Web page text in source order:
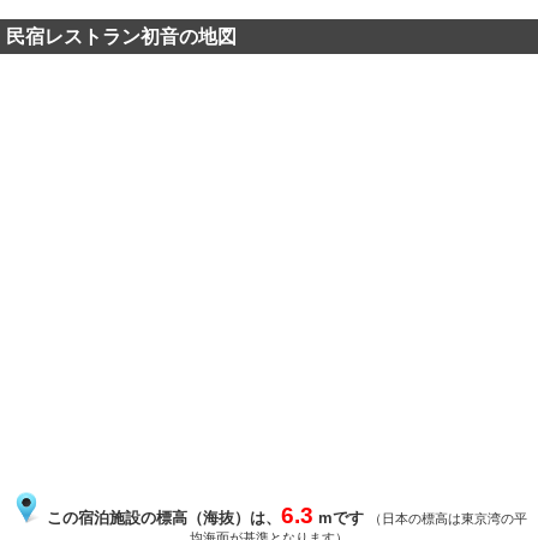
民宿レストラン初音の地図
この宿泊施設の標高（海抜）は、 6.3 mです
（日本の標高は東京湾の平